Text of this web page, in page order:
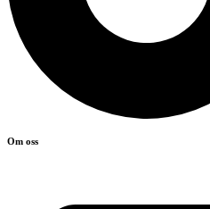
Om oss